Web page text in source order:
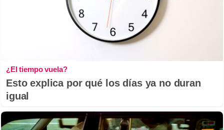
¿El tiempo vuela?
Esto explica por qué los días ya no duran
igual